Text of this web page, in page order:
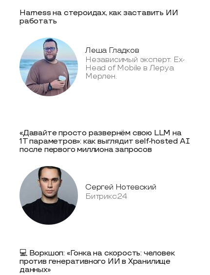
Harness на стероидах, как заставить ИИ
работать
Леша Гладков
Независимый эксперт. Ex-
Head of Mobile в Леруа
Мерлен.
«Давайте просто развернём свою LLM на
1Т параметров»: как выглядит self-hosted AI
после первого миллиона запросов
Сергей Нотевский
Битрикс24
💻 Воркшоп: «Гонка на скорость: человек
против генеративного ИИ в Хранилище
данных»